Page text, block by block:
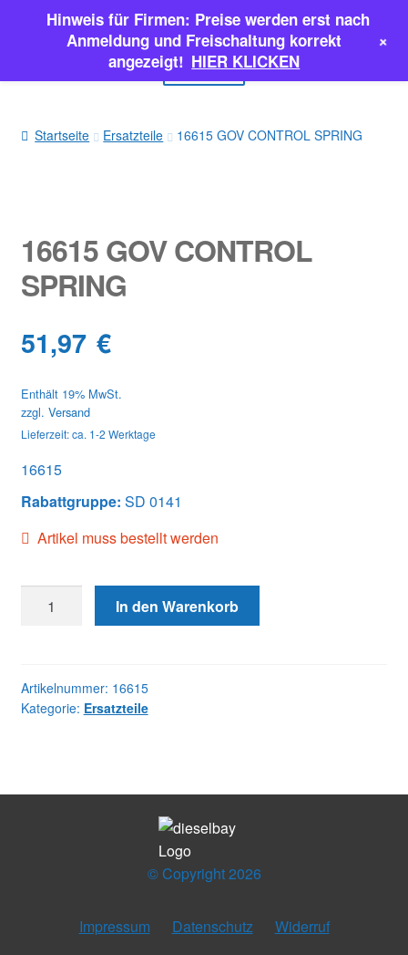
springen
springen
Menü
SALE
Classic Parts
Startseite Ersatzteile 16615 GOV CONTROL SPRING
16615 GOV CONTROL
SPRING
51,97 €
Enthält 19% MwSt.
zzgl. Versand
Lieferzeit: ca. 1-2 Werktage
16615
Rabattgruppe: SD 0141
Artikel muss bestellt werden
Menge
In den Warenkorb
Artikelnummer: 16615
Kategorie: Ersatzteile
© Copyright 2026
Impressum Datenschutz
Widerruf
Hinweis für Firmen: Preise werden erst nach
Anmeldung und Freischaltung korrekt
angezeigt! HIER KLICKEN
+